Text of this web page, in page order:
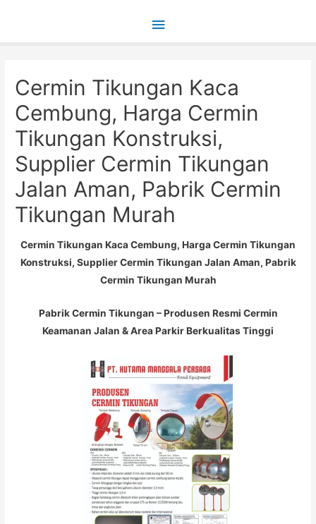
Main
Cermin Tikungan Kaca
Cembung, Harga Cermin
Tikungan Konstruksi,
Supplier Cermin Tikungan
Jalan Aman, Pabrik Cermin
Tikungan Murah
Cermin Tikungan Kaca Cembung, Harga Cermin Tikungan
Konstruksi, Supplier Cermin Tikungan Jalan Aman, Pabrik
Cermin Tikungan Murah
Pabrik Cermin Tikungan – Produsen Resmi Cermin
Keamanan Jalan & Area Parkir Berkualitas Tinggi